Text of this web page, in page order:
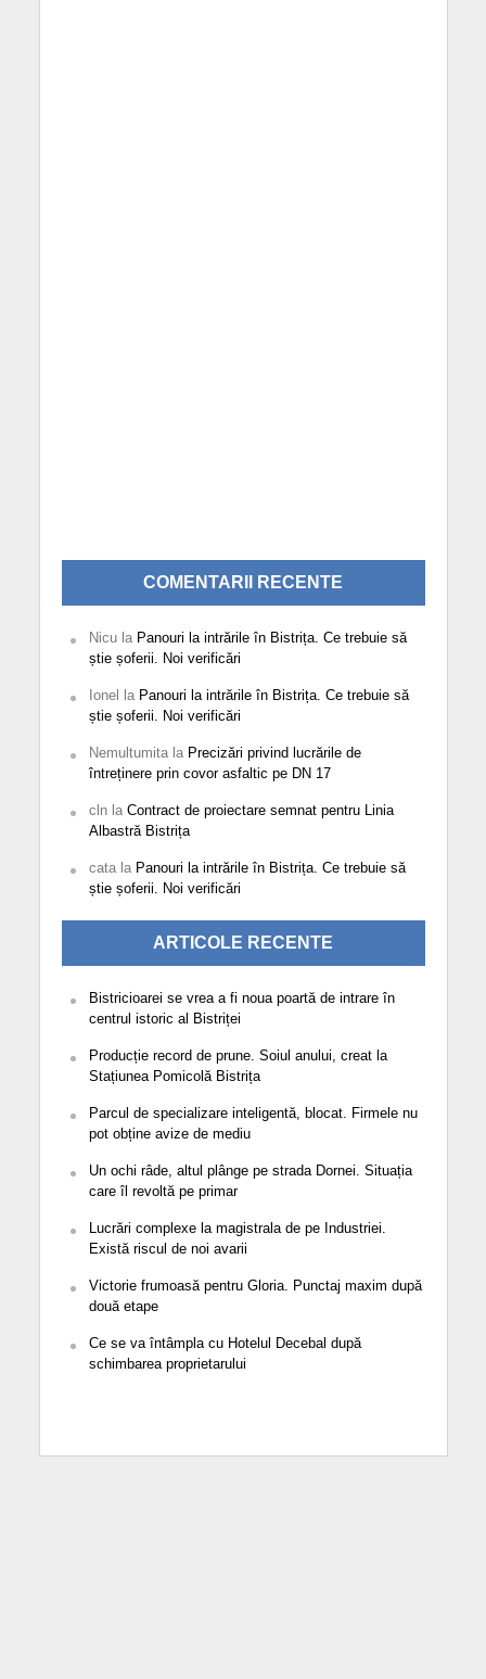
COMENTARII RECENTE
Nicula Panouri la intrările în Bistrița. Ce trebuie să
știe șoferii. Noi verificări
Ionel la Panouri la intrările în Bistrița. Ce trebuie să
știe șoferii. Noi verificări
Nemultumitala Precizări privind lucrările de
întreținere prin covor asfaltic pe DN 17
clnla Contract de proiectare semnat pentru Linia
Albastră Bistrița
catala Panouri la intrările în Bistrița. Ce trebuie să
știe șoferii. Noi verificări
ARTICOLE RECENTE
Bistricioarei se vrea a fi noua poartă de intrare în
centrul istoric al Bistriței
Producție record de prune. Soiul anului, creat la
Stațiunea Pomicolă Bistrița
Parcul de specializare inteligentă, blocat. Firmele nu
pot obține avize de mediu
Un ochi râde, altul plânge pe strada Dornei. Situația
care îl revoltă pe primar
Lucrări complexe la magistrala de pe Industriei.
Există riscul de noi avarii
Victorie frumoasă pentru Gloria. Punctaj maxim după
două etape
Ce se va întâmpla cu Hotelul Decebal după
schimbarea proprietarului